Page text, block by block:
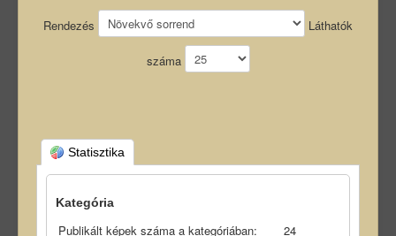
Rendezés Láthatók
száma
Statisztika
Kategória
Publikált képek száma a kategóriában:
24